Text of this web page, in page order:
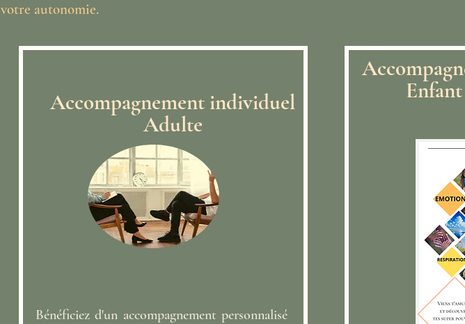
votre autonomie.
Accompagnement individuel
Adulte
Bénéficiez d'un accompagnement personnalisé
Enfant -